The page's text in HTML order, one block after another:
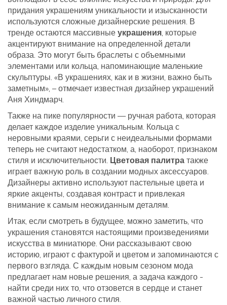
придания украшениям уникальности и изысканности
используются сложные дизайнерские решения. В
тренде остаются массивные украшения, которые
акцентируют внимание на определенной детали
образа. Это могут быть браслеты с объемными
элементами или кольца, напоминающие маленькие
скульптуры. «В украшениях, как и в жизни, важно быть
заметным», – отмечает известная дизайнер украшений
Аня Хиндмарч.
Также на пике популярности — ручная работа, которая
делает каждое изделие уникальным. Кольца с
неровными краями, серьги с неидеальными формами
теперь не считают недостатком, а, наоборот, признаком
стиля и исключительности. Цветовая палитра также
играет важную роль в создании модных аксессуаров.
Дизайнеры активно используют пастельные цвета и
яркие акценты, создавая контраст и привлекая
внимание к самым неожиданным деталям.
Итак, если смотреть в будущее, можно заметить, что
украшения становятся настоящими произведениями
искусства в миниатюре. Они рассказывают свою
историю, играют с фактурой и цветом и запоминаются с
первого взгляда. С каждым новым сезоном мода
предлагает нам новые решения, а задача каждого -
найти среди них то, что отзовется в сердце и станет
важной частью личного стиля.